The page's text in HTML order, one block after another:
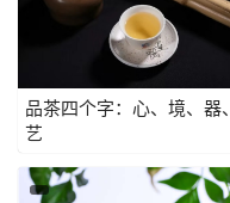
品茶四个字：心、境、器、
艺